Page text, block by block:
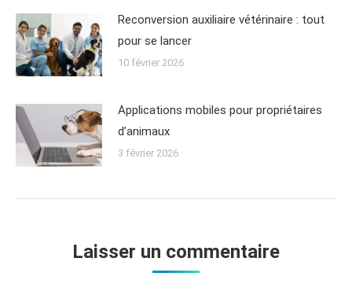
Reconversion auxiliaire vétérinaire : tout
pour se lancer
10 février 2026
Applications mobiles pour propriétaires
d’animaux
3 février 2026
Laisser un commentaire